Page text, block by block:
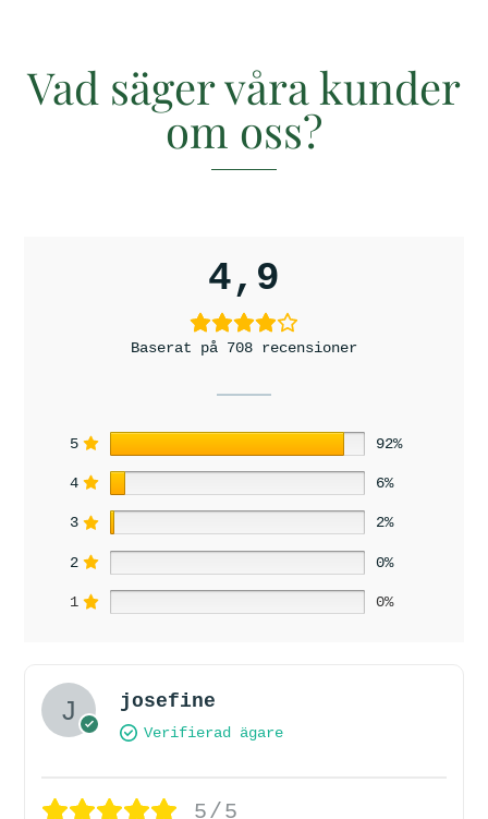
Vad säger våra kunder
om oss?
4,9
Baserat på 708 recensioner
5 92%
4 6%
3 2%
2 0%
1 0%
josefine
Verifierad ägare
5/5